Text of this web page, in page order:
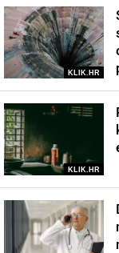
KLIK.HR
KLIK.HR